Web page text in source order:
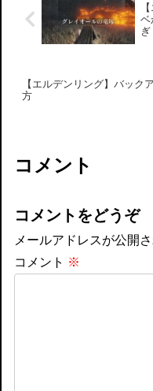
ベ
ぎ
【エルデンリング】バック
方
コメント
コメントをどうぞ
メールアドレスが公開
コメント ※